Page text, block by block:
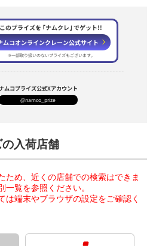
このプライズを ｢ナムクレ｣ でゲット!!
ムコオンラインクレーン公式サイト
※一部取り扱いのないプライズもございます。
ムコプライズ公式Xアカウント
@namco_prize
入荷店舗
め、近くの店舗での検索はできま
覧を参照ください。
端末やブラウザの設定をご確認く